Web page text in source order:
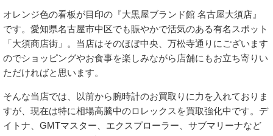
オレンジ色の看板が目印の『大黒屋ブランド館 名古屋大須店』
です。愛知県名古屋市中区でも賑やかで活気のある有名スポット
「大須商店街」。当店はそのほぼ中央、万松寺通りにございます
のでショッピングやお食事を楽しみながら店舗にもお立ち寄りい
ただければと思います。
そんな当店では、以前から腕時計のお買取りに力を入れておりま
すが、現在は特に相場高騰中のロレックスを買取強化中です。デ
イトナ、GMTマスター、エクスプローラー、サブマリーナなど